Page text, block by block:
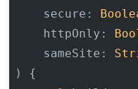
    secure:
    httpOnly:
    sameSite:
)
{